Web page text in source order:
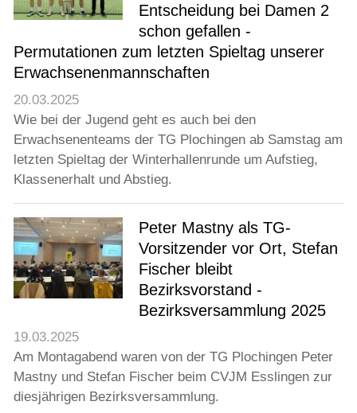
Entscheidung bei Damen 2
schon gefallen -
Permutationen zum letzten Spieltag unserer
Erwachsenenmannschaften
20.03.2025
Wie bei der Jugend geht es auch bei den
Erwachsenenteams der TG Plochingen ab Samstag am
letzten Spieltag der Winterhallenrunde um Aufstieg,
Klassenerhalt und Abstieg.
Peter Mastny als TG-
Vorsitzender vor Ort, Stefan
Fischer bleibt
Bezirksvorstand -
Bezirksversammlung 2025
19.03.2025
Am Montagabend waren von der TG Plochingen Peter
Mastny und Stefan Fischer beim CVJM Esslingen zur
diesjährigen Bezirksversammlung.